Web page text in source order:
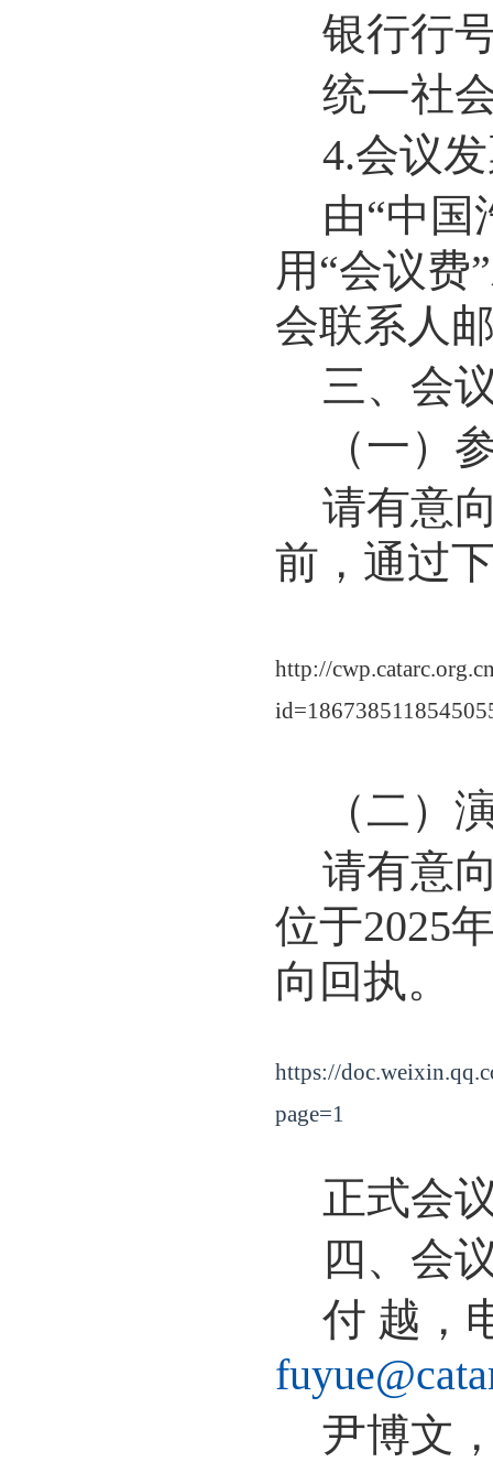
银行行
统一社
4.会议
由“中国
用 “会议费”
会联系人
三、会
（一）
请有意
前，通过
http://
（二）
请有意
位于2025
向回执。
https://
page=1
正式会
四、会
付 越 ，
fuyue
尹博文